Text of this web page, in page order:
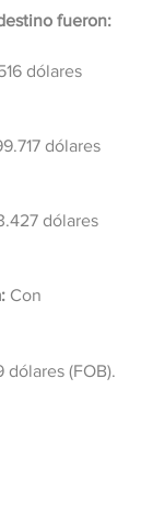
fueron:
dólares
dólares
dólares
Con
dólares (FOB).